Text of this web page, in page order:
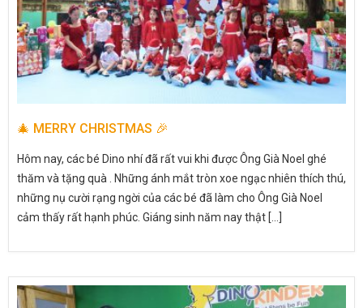
🎄 MERRY CHRISTMAS 🎉
Hôm nay, các bé Dino nhí đã rất vui khi được Ông Già Noel ghé
thăm và tặng quà . Những ánh mắt tròn xoe ngạc nhiên thích thú,
những nụ cười rạng ngời của các bé đã làm cho Ông Già Noel
cảm thấy rất hạnh phúc. Giáng sinh năm nay thật [...]